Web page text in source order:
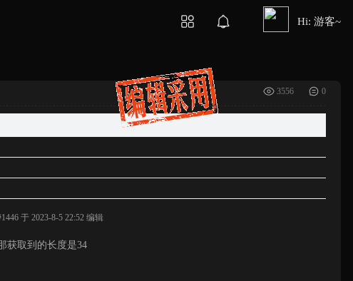
Hi: 游客~
3556 0
于 2023-8-5 22:52 编辑
获取到的长度是34